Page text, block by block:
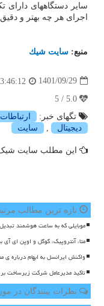
سایر دستگاههای دارای
اجرای هر چه بهتر و
منبع: سایت شیك
1401/09/29
تگهای خبر:
دیجیتال
, سایت
این مطلب سایت شیک
تازه ترین مطالب
موبایلی که به ساعت هوشمند
متا، آنتروپیک، گوگل و اوپن ای
واکنش ایرانسل به ابهام درباره
تاکید مدیرعامل شرکت زیرساخت
نظرات بینندگان در